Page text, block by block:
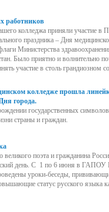
работников
колледжа приняли участие в
праздника – Дня
Министерства
Было приятно и волнительно
участие в столь грандиозном
колледже прошла
города.
государственных
страны и граждан.
поэта и гражданина
день. С 1 по 6 июня в
уроки-беседы,
статус русского языка